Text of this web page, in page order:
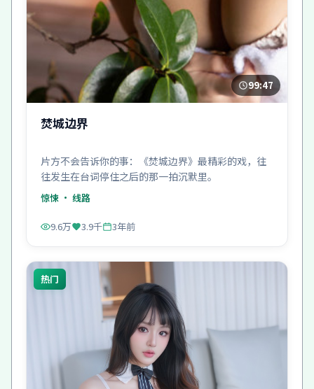
99:47
焚城边界
片方不会告诉你的事：《焚城边界》最精彩的戏，往
往发生在台词停住之后的那一拍沉默里。
惊悚 · 线路
9.6万 3.9千 3年前
热门